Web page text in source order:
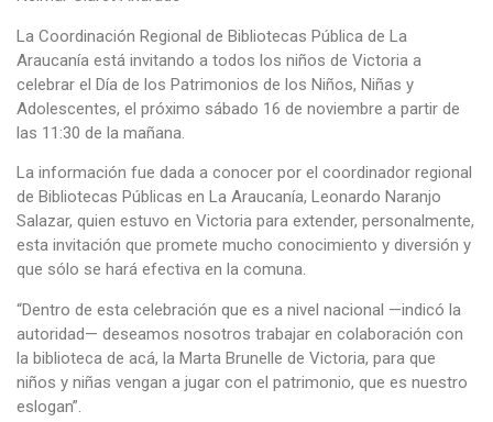
La Coordinación Regional de Bibliotecas Pública de La
Araucanía está invitando a todos los niños de Victoria a
celebrar el Día de los Patrimonios de los Niños, Niñas y
Adolescentes, el próximo sábado 16 de noviembre a partir de
las 11:30 de la mañana.
La información fue dada a conocer por el coordinador regional
de Bibliotecas Públicas en La Araucanía, Leonardo Naranjo
Salazar, quien estuvo en Victoria para extender, personalmente,
esta invitación que promete mucho conocimiento y diversión y
que sólo se hará efectiva en la comuna.
“Dentro de esta celebración que es a nivel nacional —indicó la
autoridad— deseamos nosotros trabajar en colaboración con
la biblioteca de acá, la Marta Brunelle de Victoria, para que
niños y niñas vengan a jugar con el patrimonio, que es nuestro
eslogan”.